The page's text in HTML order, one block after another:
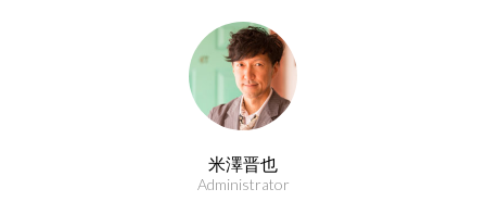
米澤晋也
Administrator